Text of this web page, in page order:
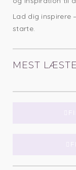
Lad dig inspirere
starte.
MEST LÆSTE